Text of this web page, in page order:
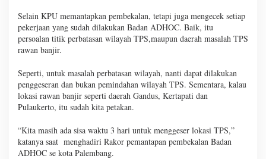
Selain KPU memantapkan pembekalan, tetapi juga mengecek setiap
pekerjaan yang sudah dilakukan Badan ADHOC. Baik, itu
persoalan titik perbatasan wilayah TPS,maupun daerah masalah TPS
rawan banjir.
Seperti, untuk masalah perbatasan wilayah, nanti dapat dilakukan
penggeseran dan bukan pemindahan wilayah TPS. Sementara, kalau
lokasi rawan banjir seperti daerah Gandus, Kertapati dan
Pulaukerto, itu sudah kita petakan.
“Kita masih ada sisa waktu 3 hari untuk menggeser lokasi TPS,”
katanya saat menghadiri Rakor pemantapan pembekalan Badan
ADHOC se kota Palembang.